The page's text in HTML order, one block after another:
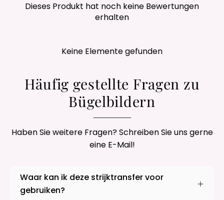
Dieses Produkt hat noch keine Bewertungen
erhalten
Keine Elemente gefunden
Häufig gestellte Fragen zu
Bügelbildern
Haben Sie weitere Fragen? Schreiben Sie uns gerne
eine E-Mail!
Waar kan ik deze strijktransfer voor
gebruiken?